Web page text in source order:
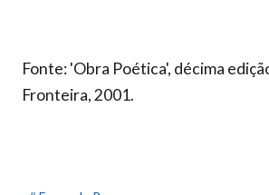
Fonte: 'Obra Poética', décima
Fronteira, 2001.